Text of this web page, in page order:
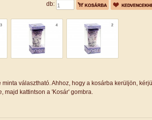
db:
választható. Ahhoz, hogy a kosárba kerüljön,
majd kattintson a 'Kosár' gombra.